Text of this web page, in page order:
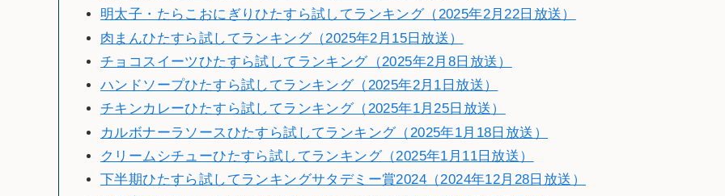
明太子・たらこおにぎりひたすら試してランキング（2025年2月22日放送）
肉まんひたすら試してランキング（2025年2月15日放送）
チョコスイーツひたすら試してランキング（2025年2月8日放送）
ハンドソープひたすら試してランキング（2025年2月1日放送）
チキンカレーひたすら試してランキング（2025年1月25日放送）
カルボナーラソースひたすら試してランキング（2025年1月18日放送）
クリームシチューひたすら試してランキング（2025年1月11日放送）
下半期ひたすら試してランキングサタデミー賞2024（2024年12月28日放送）